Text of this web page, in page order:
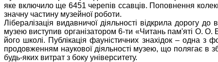
яке включило ще 6451 черепів ссавців. Поповнення
значну частину музейної роботи.
Лібералізація видавничої діяльності відкрила дорогу
музею виступив організатором 6-ти «Читань пам'яті О. О.
його школі. Публікація фауністичних знахідок – одна
продовженням наукової діяльності музею, що полягає в
будь-яких витрат з боку університету.